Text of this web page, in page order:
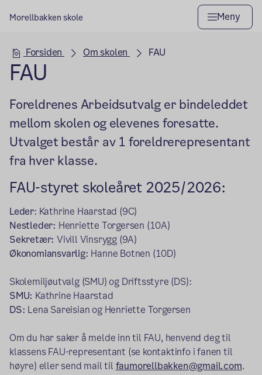
Morellbakken skole Meny
Hovedseksjon
Forsiden Om skolen FAU
FAU
Foreldrenes Arbeidsutvalg er bindeleddet
mellom skolen og elevenes foresatte.
Utvalget består av 1 foreldrerepresentant
fra hver klasse.
FAU-styret skoleåret 2025/2026:
Leder: Kathrine Haarstad (9C)
Nestleder: Henriette Torgersen (10A)
Sekretær: Vivill Vinsrygg (9A)
Økonomiansvarlig: Hanne Botnen (10D)
Skolemiljøutvalg (SMU) og Driftsstyre (DS):
SMU: Kathrine Haarstad
DS: Lena Sareisian og Henriette Torgersen
Om du har saker å melde inn til FAU, henvend deg til
klassens FAU-representant (se kontaktinfo i fanen til
høyre) eller send mail til faumorellbakken@gmail.com.